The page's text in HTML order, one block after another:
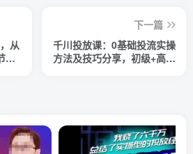
从
，
下一篇
千川投放课：0基础投流实操
方法及技巧分享，初级+高级